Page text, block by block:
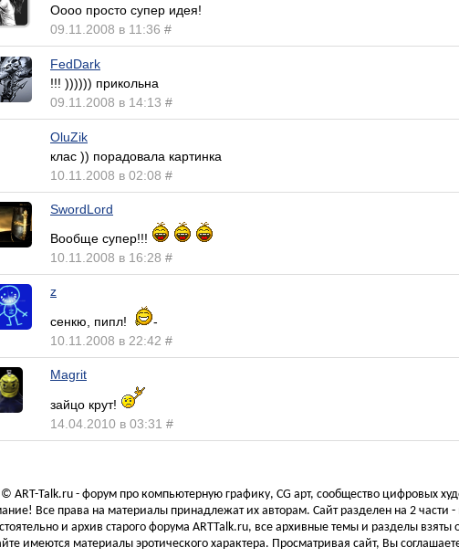
Оооо просто супер идея!
09.11.2008 в 11:36 #
FedDark
!!! )))))) прикольна
09.11.2008 в 14:13 #
OluZik
клас )) порадовала картинка
10.11.2008 в 02:08 #
SwordLord
Вообще супер!!!
10.11.2008 в 16:28 #
z
сенкю, пипл!
-
10.11.2008 в 22:42 #
Magrit
зайцо крут!
14.04.2010 в 03:31 #
ART-Talk.ru - форум про компьютерную графику, CG арт, сообщество цифровых
Все права на материалы принадлежат их авторам. Сайт разделен на 2 части
и архив старого форума ARTTalk.ru, все архивные темы и разделы
имеются материалы эротического характера. Просматривая сайт, Вы